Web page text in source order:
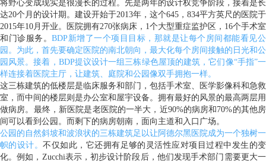
将野心变成现实是很漫长的过程。先是两年的设计权竞争阶段，接着是长
达20个月的设计期。建设开始于2013年，这个645，834平方英尺的医院于
2015年10月开业。医院拥有270张病床，1个大型重症监护区，16个手术室
和门诊服务。BDP新增了一个项目目标，那就是让每个房间都能看见公
园。为此，首先要确定医院的南北朝向，最大化每个房间接触的日光和公
园风景。接着，BDP提议设计一组三栋绿色屋顶的建筑，它们像“手指”一
样连接着医院主厅，让建筑、庭院和公园像双手拥抱一样。
这三栋建筑的低楼层是临床服务和部门，包括手术室、医学影像科和急救
室，而中间的楼层则是办公室和屋宇设备。拥有最好的风景的最高两层用
做病房。最终，新医院是老医院的一半大，近90%的病房和70%的其他房
间可以看到公园。而剩下的病房朝南，面向主道和入口广场。
公园的自然斜坡和波浪状的三栋建筑足以让阿德尔黑医院成为一个独树一
帜的设计。不仅如此，它还拥有足够的灵活性应对项目过程中发生的变
化。例如，Zucchi表示，初步设计阶段后，他们发现手术部门需要更大一